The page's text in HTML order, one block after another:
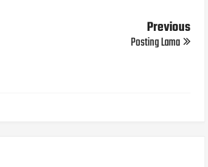
Previous
Posting Lama